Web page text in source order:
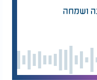
ושמחה